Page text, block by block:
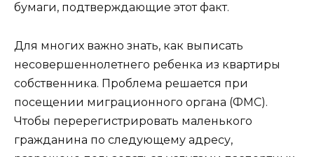
бумаги, подтверждающие этот факт.
Для многих важно знать, как выписать
несовершеннолетнего ребенка из квартиры
собственника. Проблема решается при
посещении миграционного органа (ФМС).
Чтобы перерегистрировать маленького
гражданина по следующему адресу,